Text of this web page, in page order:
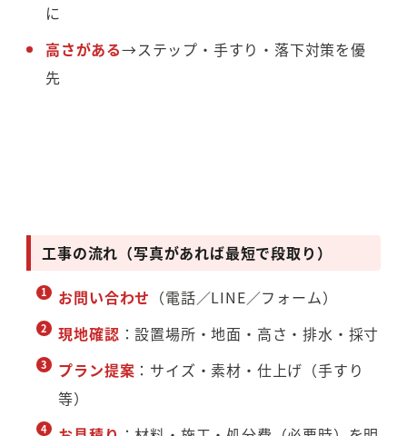
に
高さがある→ステップ・手すり・落下対策を優
先
工事の流れ（写真があれば最短で段取り）
お問い合わせ （電話／LINE／フォーム）
現地確認 ：設置場所・地面・高さ・排水・採寸
プラン提案 ：サイズ・素材・仕上げ（手すり
等）